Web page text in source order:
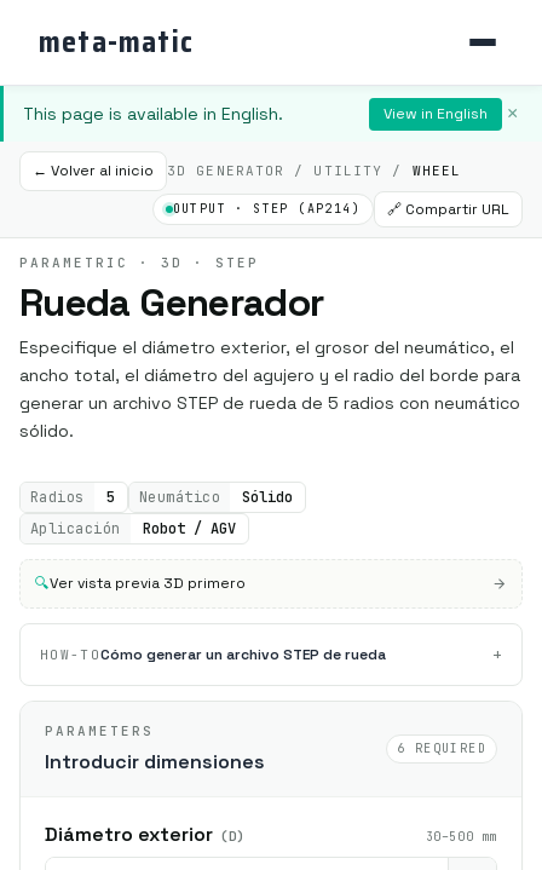
meta-matic
This page is available in English. View in English ×
← Volver al inicio 3D GENERATOR / UTILITY / WHEEL
OUTPUT · STEP (AP214) 🔗 Compartir URL
PARAMETRIC · 3D · STEP
Rueda Generador
Especifique el diámetro exterior, el grosor del neumático, el
ancho total, el diámetro del agujero y el radio del borde para
generar un archivo STEP de rueda de 5 radios con neumático
sólido.
Radios 5 Neumático
Sólido
Aplicación
Robot / AGV
🔍Ver vista previa 3D primero
HOW-TOCómo generar un archivo STEP de rueda +
PARAMETERS
Introducir dimensiones
6 REQUIRED
Diámetro exterior (D) 30–500 mm